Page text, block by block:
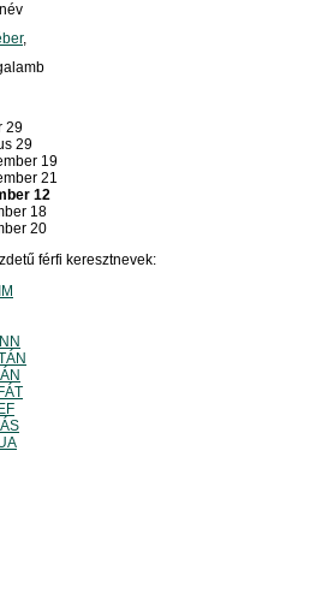
,
29
29
19
21
12
18
20
férfi keresztnevek: